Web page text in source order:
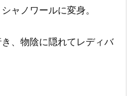
ャノワールに変身。
、物陰に隠れてレディバ